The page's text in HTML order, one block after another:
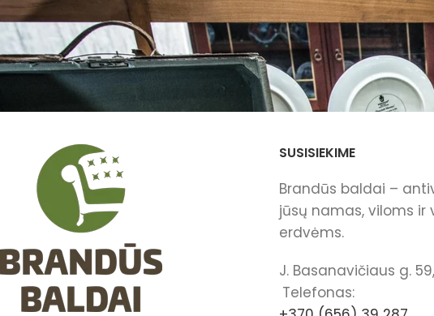
SUSISIEKIME
Brandūs baldai –
jūsų namas, viloms ir
erdvėms.
J. Basanavičiaus g.
Telefonas: